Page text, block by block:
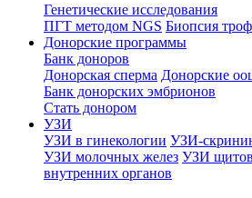
Генетические исследования
ПГТ методом NGS Биопсия
Донорские программы
Банк доноров
Донорская сперма Донорские
Банк донорских эмбрионов
Стать донором
УЗИ
УЗИ в гинекологии УЗИ-
УЗИ молочных желез УЗИ
внутренних органов